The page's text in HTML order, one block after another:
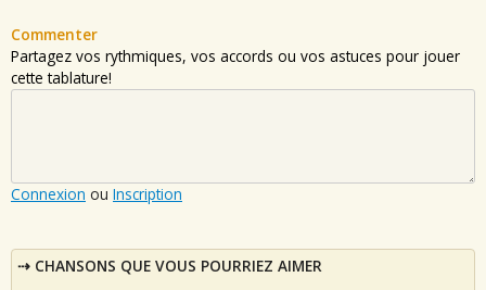
Commenter
Partagez vos rythmiques, vos accords ou vos astuces pour jouer
cette tablature!
Connexion ou Inscription
CHANSONS QUE VOUS POURRIEZ AIMER